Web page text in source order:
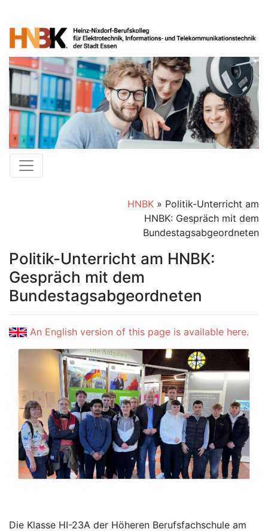
HNBK» Politik-Unterricht am
HNBK: Gespräch mit dem
Bundestagsabgeordneten
Politik-Unterricht am HNBK:
Gespräch mit dem
Bundestagsabgeordneten
An English version of this page is available here.
Die Klasse HI-23A der Höheren Berufsfachschule am